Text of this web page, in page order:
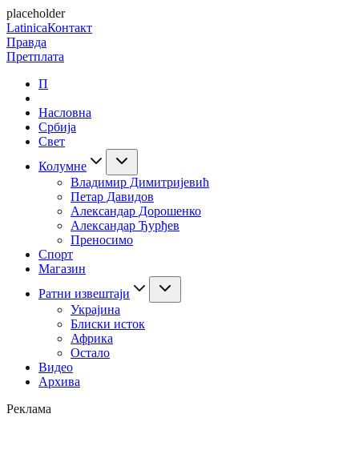
placeholder
LatinicaКонтакт
Правда
Претплата
П
Насловна
Србија
Свет
Колумне
Владимир Димитријевић
Петар Давидов
Александар Дорошенко
Александар Ђурђев
Преносимо
Спорт
Магазин
Ратни извештаји
Украјина
Блиски исток
Африка
Остало
Видео
Архива
Реклама